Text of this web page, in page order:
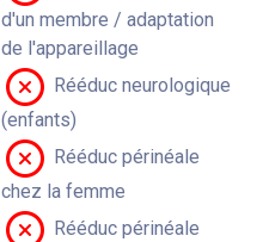
d'un membre / adaptation
de l'appareillage
Rééduc neurologique
(enfants)
Rééduc périnéale
chez la femme
Rééduc périnéale